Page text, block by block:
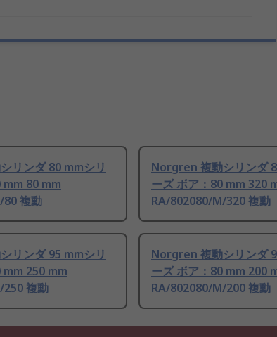
リンダ 80 mmシリ
mm 80 mm
複動
Norgren 複動シリンダ
ーズ ボア：80 mm 320
RA/802080/M/320 複動
リンダ 95 mmシリ
mm 250 mm
複動
Norgren 複動シリンダ
ーズ ボア：80 mm 200
RA/802080/M/200 複動